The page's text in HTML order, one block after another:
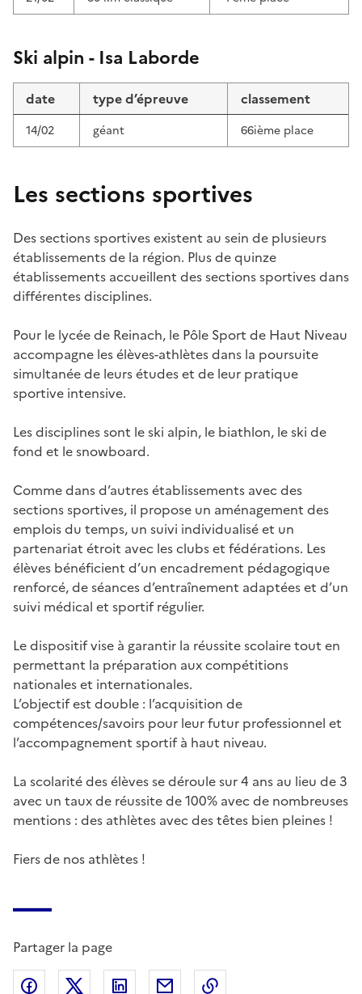
Ski alpin - Isa Laborde
date type d’épreuve classement
14/02 géant 66ième place
Les sections sportives
Des sections sportives existent au sein de plusieurs
établissements de la région. Plus de quinze
établissements accueillent des sections sportives dans
différentes disciplines.
Pour le lycée de Reinach, le Pôle Sport de Haut Niveau
accompagne les élèves-athlètes dans la poursuite
simultanée de leurs études et de leur pratique
sportive intensive.
Les disciplines sont le ski alpin, le biathlon, le ski de
fond et le snowboard.
Comme dans d’autres établissements avec des
sections sportives, il propose un aménagement des
emplois du temps, un suivi individualisé et un
partenariat étroit avec les clubs et fédérations. Les
élèves bénéficient d’un encadrement pédagogique
renforcé, de séances d’entraînement adaptées et d’un
suivi médical et sportif régulier.
Le dispositif vise à garantir la réussite scolaire tout en
permettant la préparation aux compétitions
nationales et internationales.
L’objectif est double : l’acquisition de
compétences/savoirs pour leur futur professionnel et
l’accompagnement sportif à haut niveau.
La scolarité des élèves se déroule sur 4 ans au lieu de 3
avec un taux de réussite de 100% avec de nombreuses
mentions : des athlètes avec des têtes bien pleines !
Fiers de nos athlètes !
Partager la page
Partager sur Facebook
Partager sur X (anciennement Twitter)
Partager sur LinkedIn
Partager par email